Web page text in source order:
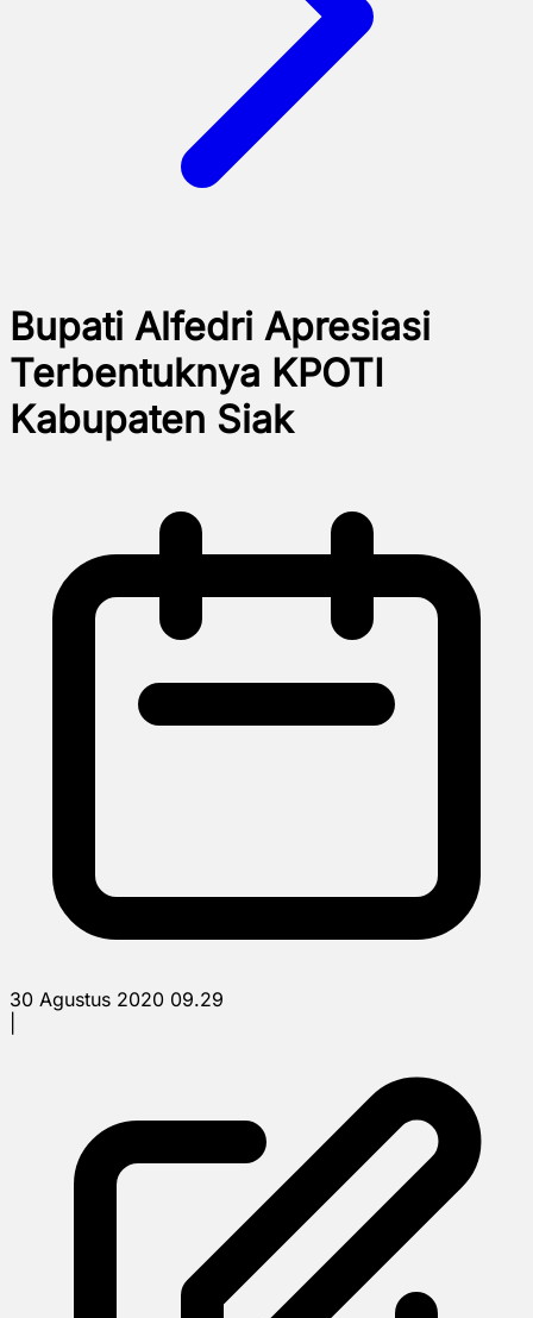
Bupati Alfedri Apresiasi
Terbentuknya KPOTI
Kabupaten Siak
30 Agustus 2020 09.29